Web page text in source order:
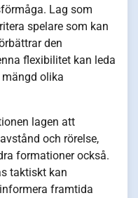
Lag som
spelare som kan
den
flexibilitet kan leda
olika
lagen att
och rörelse,
formationer också.
taktiskt kan
framtida